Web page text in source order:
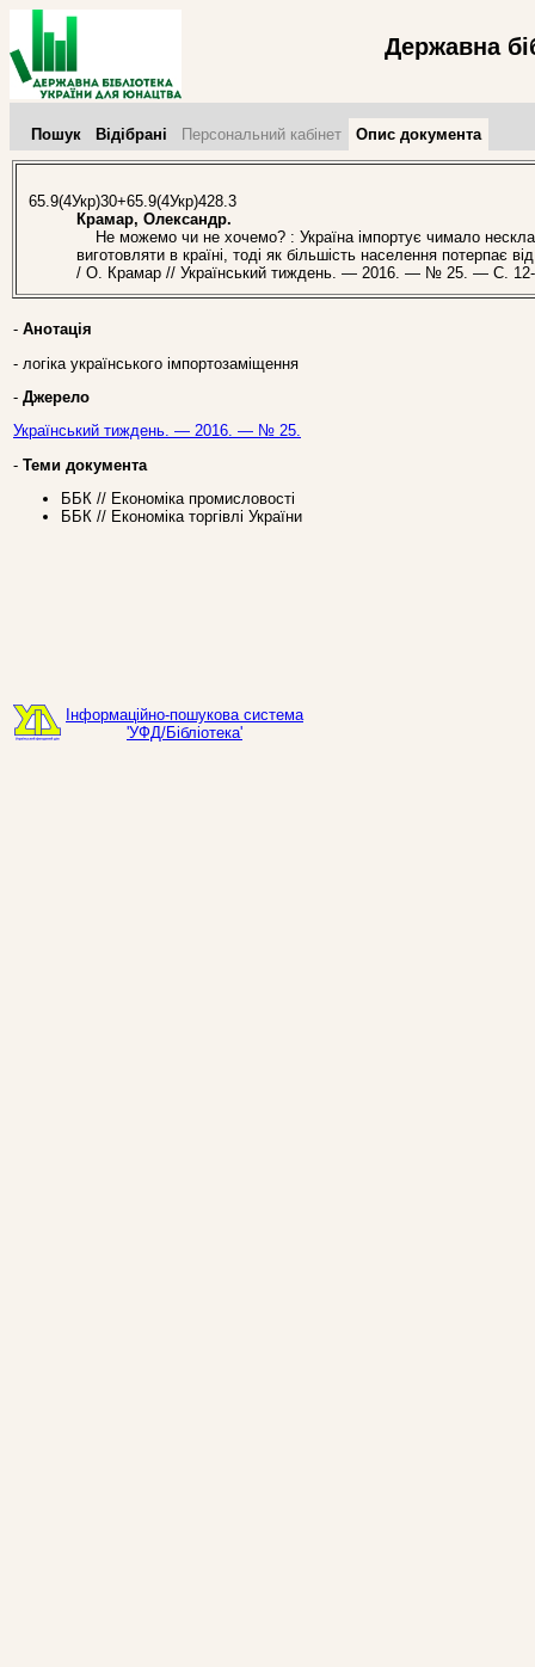
Державна
Пошук Відібрані Персональний кабінет Опис документа
65.9(4Укр)30+65.9(4Укр)428.3
Крамар, Олександр.
Не можемо чи не хочемо? : Україна імпортує чимало
виготовляти в країні, тоді як більшість населення потерпає
/ О. Крамар // Український тиждень. — 2016. — № 25. — С.
- Анотація
- логіка українського імпортозаміщення
- Джерело
Український тиждень. — 2016. — № 25.
- Теми документа
ББК // Економіка промисловості
ББК // Економіка торгівлі України
Інформаційно-пошукова система
'УФД/Бібліотека'